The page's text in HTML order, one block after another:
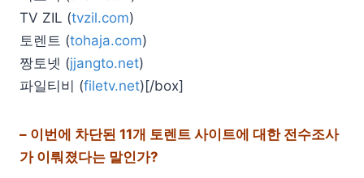
TV ZIL (tvzil.com)
토렌트 (tohaja.com)
짱토넷 (jjangto.net)
파일티비 (filetv.net)[/box]
– 이번에 차단된 11개 토렌트 사이트에 대한 전수조사
가 이뤄졌다는 말인가?